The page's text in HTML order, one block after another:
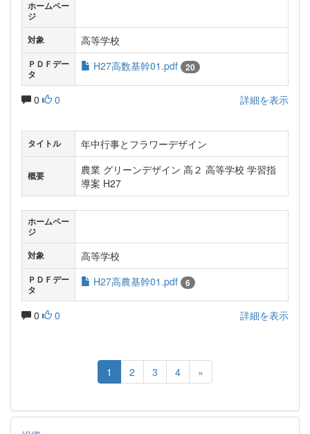
ホームペー
ジ
対象
高等学校
ＰＤＦデー
タ
H27高数基幹01.pdf 20
0 0 詳細を表示
タイトル 年中行事とフラワーデザイン
概要
農業 グリーンデザイン 高２ 高等学校 学習指
導案 H27
ホームペー
ジ
対象
高等学校
ＰＤＦデー
タ
H27高農基幹01.pdf 6
0 0 詳細を表示
1 2 3 4 »